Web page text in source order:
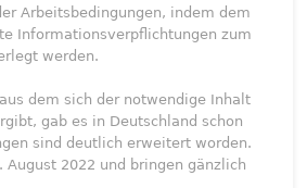
Arbeitsbedingungen, indem dem
Informationsverpflichtungen zum
werden.
dem sich der notwendige Inhalt
gab es in Deutschland schon
sind deutlich erweitert worden.
August 2022 und bringen gänzlich